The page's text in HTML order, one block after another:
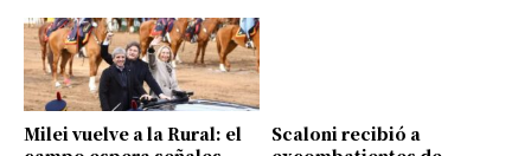
Milei vuelve a la Rural: el
Scaloni recibió a